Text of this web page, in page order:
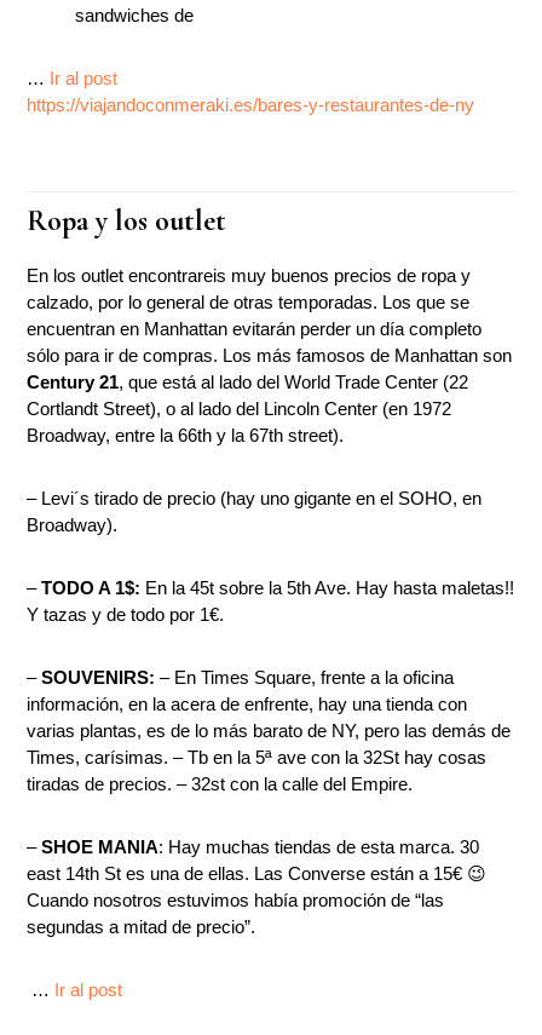
sandwiches de
… Ir al post
https://viajandoconmeraki.es/bares-y-restaurantes-de-ny
Ropa y los outlet
En los outlet encontrareis muy buenos precios de ropa y
calzado, por lo general de otras temporadas. Los que se
encuentran en Manhattan evitarán perder un día completo
sólo para ir de compras. Los más famosos de Manhattan son
Century 21, que está al lado del World Trade Center (22
Cortlandt Street), o al lado del Lincoln Center (en 1972
Broadway, entre la 66th y la 67th street).
– Levi´s tirado de precio (hay uno gigante en el SOHO, en
Broadway).
–TODO A 1$: En la 45t sobre la 5th Ave. Hay hasta maletas!!
Y tazas y de todo por 1€.
–SOUVENIRS: – En Times Square, frente a la oficina
información, en la acera de enfrente, hay una tienda con
varias plantas, es de lo más barato de NY, pero las demás de
Times, carísimas. – Tb en la 5ª ave con la 32St hay cosas
tiradas de precios. – 32st con la calle del Empire.
–SHOE MANIA: Hay muchas tiendas de esta marca. 30
east 14th St es una de ellas. Las Converse están a 15€ 😉
Cuando nosotros estuvimos había promoción de “las
segundas a mitad de precio”.
… Ir al post